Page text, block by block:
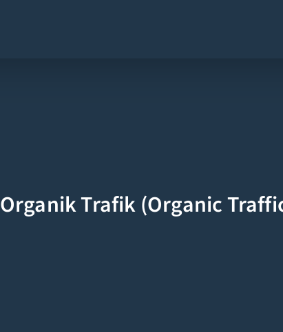
Organik Trafik (Organic